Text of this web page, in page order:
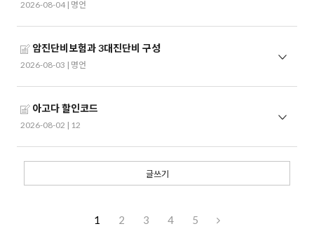
2026-08-04 | 명언
암진단비보험과 3대진단비 구성
2026-08-03 | 명언
아고다 할인코드
2026-08-02 | 12
글쓰기
1 2 3 4 5